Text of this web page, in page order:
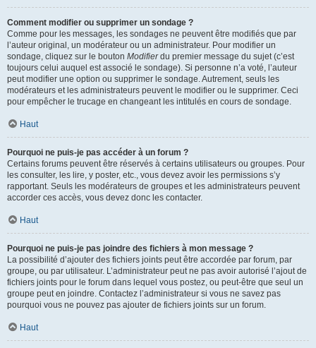
Comment modifier ou supprimer un sondage ?
Comme pour les messages, les sondages ne peuvent être modifiés que par
l’auteur original, un modérateur ou un administrateur. Pour modifier un
sondage, cliquez sur le bouton Modifierdu premier message du sujet (c’est
toujours celui auquel est associé le sondage). Si personne n’a voté, l’auteur
peut modifier une option ou supprimer le sondage. Autrement, seuls les
modérateurs et les administrateurs peuvent le modifier ou le supprimer. Ceci
pour empêcher le trucage en changeant les intitulés en cours de sondage.
Haut
Pourquoi ne puis-je pas accéder à un forum ?
Certains forums peuvent être réservés à certains utilisateurs ou groupes. Pour
les consulter, les lire, y poster, etc., vous devez avoir les permissions s’y
rapportant. Seuls les modérateurs de groupes et les administrateurs peuvent
accorder ces accès, vous devez donc les contacter.
Haut
Pourquoi ne puis-je pas joindre des fichiers à mon message ?
La possibilité d’ajouter des fichiers joints peut être accordée par forum, par
groupe, ou par utilisateur. L’administrateur peut ne pas avoir autorisé l’ajout de
fichiers joints pour le forum dans lequel vous postez, ou peut-être que seul un
groupe peut en joindre. Contactez l’administrateur si vous ne savez pas
pourquoi vous ne pouvez pas ajouter de fichiers joints sur un forum.
Haut